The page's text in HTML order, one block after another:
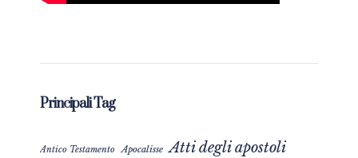
Principali Tag
Antico Testamento Apocalisse Atti degli apostoli